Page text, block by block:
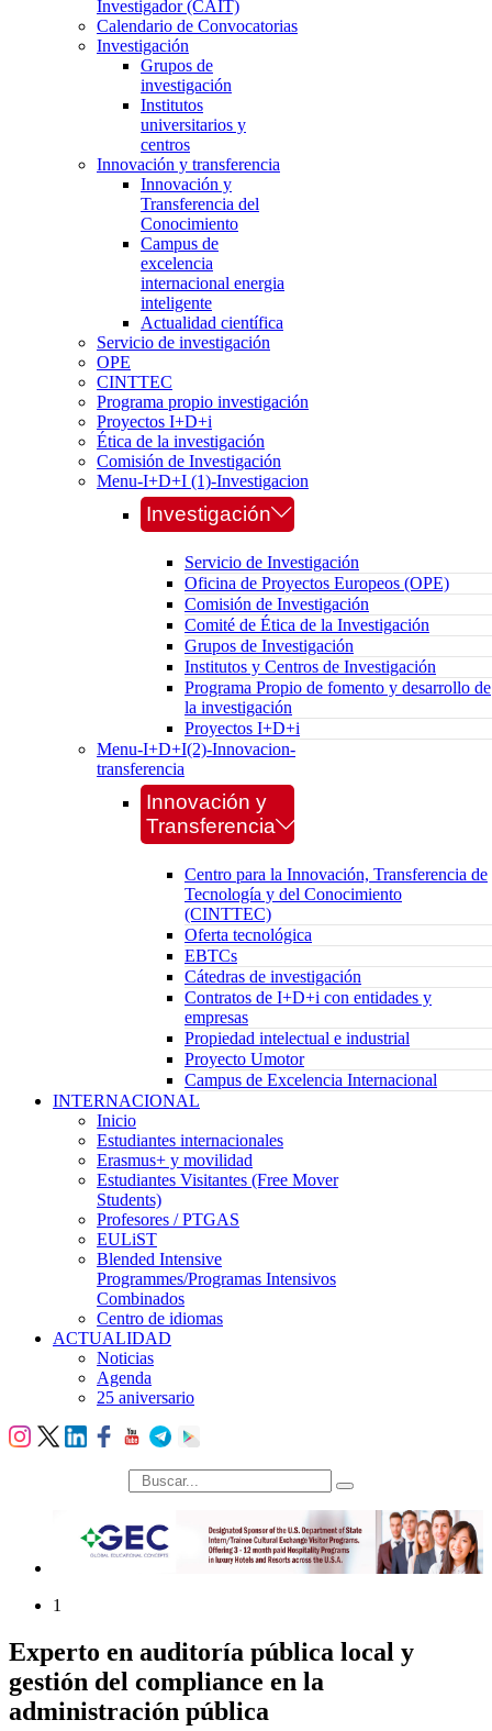
Investigador (CAIT)
Calendario de Convocatorias
Investigación
Grupos de
investigación
Institutos
universitarios y
centros
Innovación y transferencia
Innovación y
Transferencia del
Conocimiento
Campus de
excelencia
internacional energia
inteligente
Actualidad científica
Servicio de investigación
OPE
CINTTEC
Programa propio investigación
Proyectos I+D+i
Ética de la investigación
Comisión de Investigación
Menu-I+D+I (1)-Investigacion
Investigación
Servicio de Investigación
Oficina de Proyectos Europeos (OPE)
Comisión de Investigación
Comité de Ética de la Investigación
Grupos de Investigación
Institutos y Centros de Investigación
Programa Propio de fomento y desarrollo de
la investigación
Proyectos I+D+i
Menu-I+D+I(2)-Innovacion-
transferencia
Innovación y
Transferencia
Centro para la Innovación, Transferencia de
Tecnología y del Conocimiento
(CINTTEC)
Oferta tecnológica
EBTCs
Cátedras de investigación
Contratos de I+D+i con entidades y
empresas
Propiedad intelectual e industrial
Proyecto Umotor
Campus de Excelencia Internacional
INTERNACIONAL
Inicio
Estudiantes internacionales
Erasmus+ y movilidad
Estudiantes Visitantes (Free Mover
Students)
Profesores / PTGAS
EULiST
Blended Intensive
Programmes/Programas Intensivos
Combinados
Centro de idiomas
ACTUALIDAD
Noticias
Agenda
25 aniversario
búsqueda
1
Experto en auditoría pública local y
gestión del compliance en la
administración pública